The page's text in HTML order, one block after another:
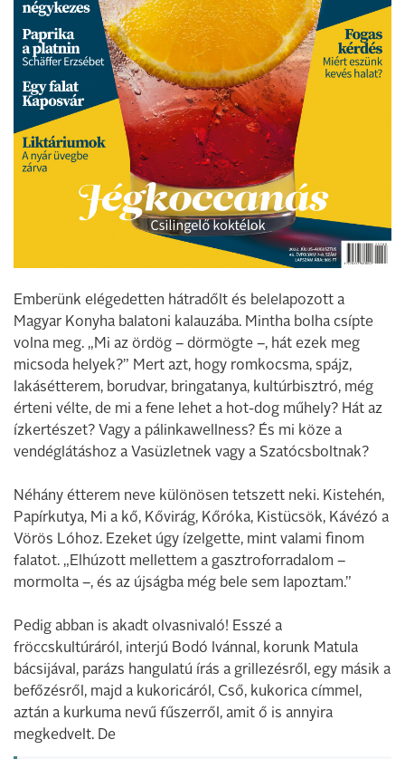
Emberünk elégedetten hátradőlt és belelapozott a
Magyar Konyha balatoni kalauzába. Mintha bolha csípte
volna meg. „Mi az ördög – dörmögte –, hát ezek meg
micsoda helyek?” Mert azt, hogy romkocsma, spájz,
lakásétterem, borudvar, bringatanya, kultúrbisztró, még
érteni vélte, de mi a fene lehet a hot-dog műhely? Hát az
ízkertészet? Vagy a pálinkawellness? És mi köze a
vendéglátáshoz a Vasüzletnek vagy a Szatócsboltnak?
Néhány étterem neve különösen tetszett neki. Kistehén,
Papírkutya, Mi a kő, Kővirág, Kőróka, Kistücsök, Kávézó a
Vörös Lóhoz. Ezeket úgy ízelgette, mint valami finom
falatot. „Elhúzott mellettem a gasztroforradalom –
mormolta –, és az újságba még bele sem lapoztam.”
Pedig abban is akadt olvasnivaló! Esszé a
fröccskultúráról, interjú Bodó Ivánnal, korunk Matula
bácsijával, parázs hangulatú írás a grillezésről, egy másik a
befőzésről, majd a kukoricáról, Cső, kukorica címmel,
aztán a kurkuma nevű fűszerről, amit ő is annyira
megkedvelt. De